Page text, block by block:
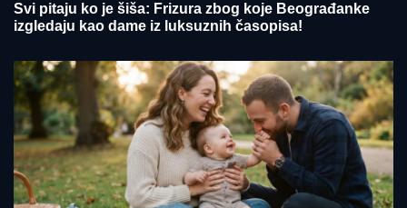
Svi pitaju ko je šiša: Frizura zbog koje Beograđanke
izgledaju kao dame iz luksuznih časopisa!